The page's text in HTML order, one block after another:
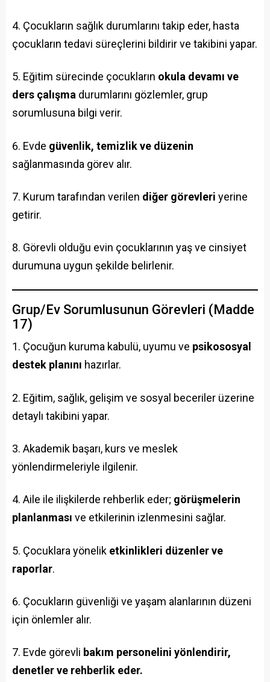
Çocukların sağlık durumlarını takip eder, hasta
çocukların tedavi süreçlerini bildirir ve takibini yapar.
Eğitim sürecinde çocukların okula devamı ve
ders çalışma durumlarını gözlemler, grup
sorumlusuna bilgi verir.
Evde güvenlik, temizlik ve düzenin
sağlanmasında görev alır.
Kurum tarafından verilen diğer görevleri yerine
getirir.
Görevli olduğu evin çocuklarının yaş ve cinsiyet
durumuna uygun şekilde belirlenir.
Grup/Ev Sorumlusunun Görevleri (Madde
17)
Çocuğun kuruma kabulü, uyumu ve psikososyal
destek planını hazırlar.
Eğitim, sağlık, gelişim ve sosyal beceriler üzerine
detaylı takibini yapar.
Akademik başarı, kurs ve meslek
yönlendirmeleriyle ilgilenir.
Aile ile ilişkilerde rehberlik eder; görüşmelerin
planlanması ve etkilerinin izlenmesini sağlar.
Çocuklara yönelik etkinlikleri düzenler ve
raporlar.
Çocukların güvenliği ve yaşam alanlarının düzeni
için önlemler alır.
Evde görevli bakım personelini yönlendirir,
denetler ve rehberlik eder.